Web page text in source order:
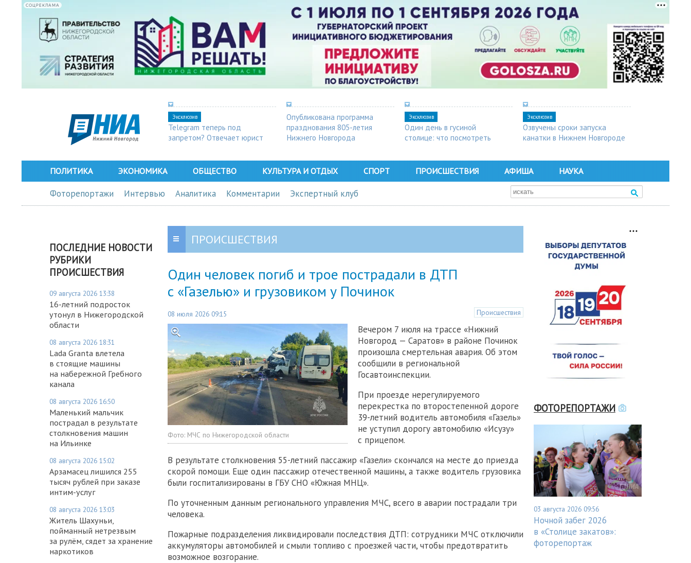
СОЦРЕКЛАМА
Эксклюзив
Telegram теперь под
запретом? Отвечает юрист
Опубликована программа
празднования 805-летия
Нижнего Новгорода
Эксклюзив
Один день в гусиной
столице: что посмотреть
Эксклюзив
Озвучены сроки запуска
канатки в Нижнем Новгороде
ПОЛИТИКА ЭКОНОМИКА ОБЩЕСТВО КУЛЬТУРА И ОТДЫХ СПОРТ ПРОИСШЕСТВИЯ АФИША НАУКА
Фоторепортажи Интервью Аналитика Комментарии Экспертный клуб
ПОСЛЕДНИЕ НОВОСТИ
РУБРИКИ
ПРОИСШЕСТВИЯ
09 августа 2026 13:38
16-летний подросток
утонул в Нижегородской
области
08 августа 2026 18:31
Lada Granta влетела
в стоящие машины
на набережной Гребного
канала
08 августа 2026 16:50
Маленький мальчик
пострадал в результате
столкновения машин
на Ильинке
08 августа 2026 15:02
Арзамасец лишился 255
тысяч рублей при заказе
интим-услуг
08 августа 2026 13:03
Житель Шахуньи,
пойманный нетрезвым
за рулём, сядет за хранение
наркотиков
ПРОИСШЕСТВИЯ
Один человек погиб и трое пострадали в ДТП
с «Газелью» и грузовиком у Починок
08 июля 2026 09:15 Происшествия
Фото: МЧС по Нижегородской области
Вечером 7 июля на трассе «Нижний
Новгород — Саратов» в районе Починок
произошла смертельная авария. Об этом
сообщили в региональной
Госавтоинспекции.
При проезде нерегулируемого
перекрестка по второстепенной дороге
39-летний водитель автомобиля «Газель»
не уступил дорогу автомобилю «Исузу»
с прицепом.
В результате столкновения 55-летний пассажир «Газели» скончался на месте до приезда
скорой помощи. Еще один пассажир отечественной машины, а также водитель грузовика
были госпитализированы в ГБУ СНО «Южная МНЦ».
По уточненным данным регионального управления МЧС, всего в аварии пострадали три
человека.
Пожарные подразделения ликвидировали последствия ДТП: сотрудники МЧС отключили
аккумуляторы автомобилей и смыли топливо с проезжей части, чтобы предотвратить
возможное возгорание.
ФОТОРЕПОРТАЖИ
03 августа 2026 09:56
Ночной забег 2026
в «Столице закатов»:
фоторепортаж